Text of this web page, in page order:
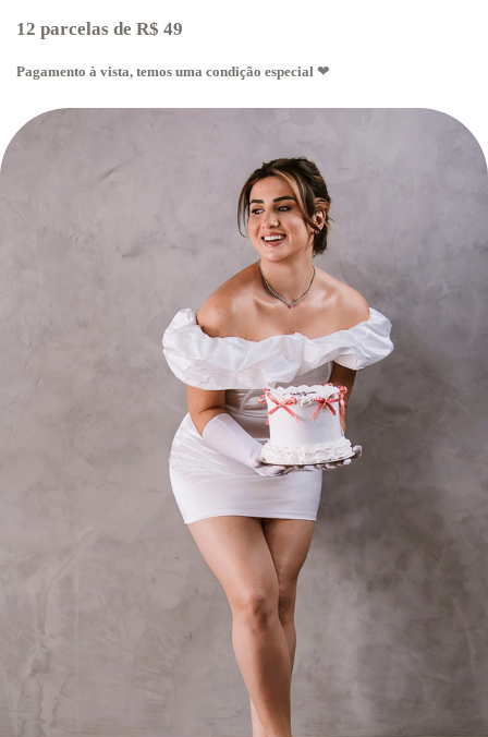
12 parcelas de R$ 49
Pagamento à vista, temos uma condição especial ❤